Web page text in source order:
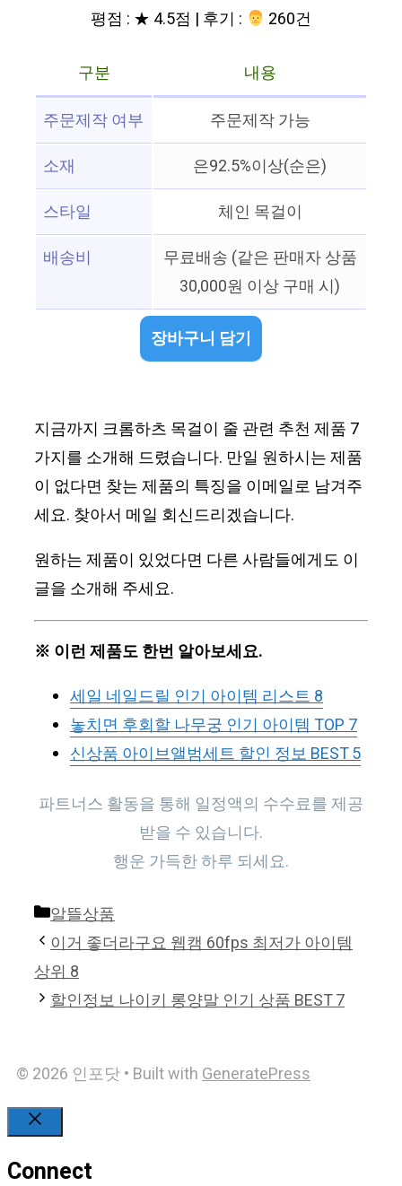
평점 : ★ 4.5점 | 후기 : ‍‍ 260건
구분
내용
주문제작 여부
주문제작 가능
소재
은92.5%이상(순은)
스타일
체인 목걸이
배송비
무료배송 (같은 판매자 상품
30,000원 이상 구매 시)
장바구니 담기
지금까지 크롬하츠 목걸이 줄 관련 추천 제품 7
가지를 소개해 드렸습니다. 만일 원하시는 제품
이 없다면 찾는 제품의 특징을 이메일로 남겨주
세요. 찾아서 메일 회신드리겠습니다.
원하는 제품이 있었다면 다른 사람들에게도 이
글을 소개해 주세요.
※ 이런 제품도 한번 알아보세요.
세일 네일드릴 인기 아이템 리스트 8
놓치면 후회할 나무궁 인기 아이템 TOP 7
신상품 아이브앨범세트 할인 정보 BEST 5
파트너스 활동을 통해 일정액의 수수료를 제공
받을 수 있습니다.
행운 가득한 하루 되세요.
Categories
알뜰상품
이거 좋더라구요 웹캠 60fps 최저가 아이템
상위 8
할인정보 나이키 롱양말 인기 상품 BEST 7
© 2026 인포닷• Built withGeneratePress
Connect